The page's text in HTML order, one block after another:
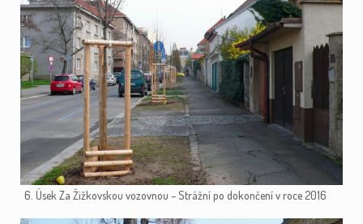
6. Úsek Za Žižkovskou vozovnou – Strážní po dokončení v roce 2016